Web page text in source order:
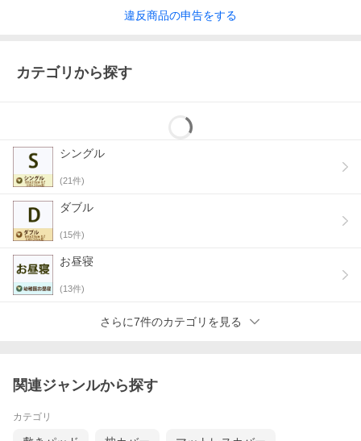
選べる形状＆サイズオーダー対応！
大切なお子様が使うものだから、
安心の日本製にこだわりました！
簡単5ステップでサイズオーダー！
は待つだけで、ご希望のカバーを心を込めてお届けし
ます！
1.綿100％！当店限定デザイン
2.カバーのサイズ
5.お名前タグ
違反商品の申告をする
カテゴリから探す
シングル
(21件)
ダブル
(15件)
お昼寝
(13件)
さらに7件のカテゴリを見る
関連ジャンルから探す
カテゴリ